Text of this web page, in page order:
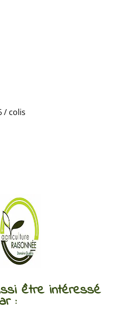
/ colis
être intéressé
: